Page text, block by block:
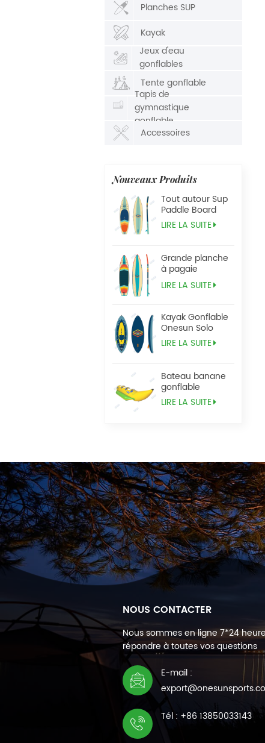
Planches SUP
Kayak
Jeux d'eau
gonflables
Tente gonflable
Tapis de
gymnastique
gonflable
Accessoires
Nouveaux Produits
Tout autour Sup
Paddle Board
LIRE LA SUITE
Grande planche
à pagaie
Tandem Sup
LIRE LA SUITE
Kayak Gonflable
Onesun Solo
LIRE LA SUITE
Bateau banane
gonflable
LIRE LA SUITE
NOUS CONTACTER
Nous sommes en ligne 7*24
répondre à toutes vos questions
E-mail :
Tél : +86 13850033143